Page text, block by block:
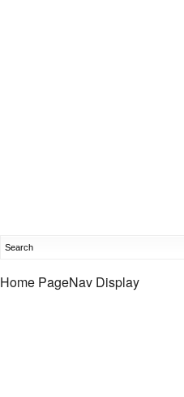
Home PageNav Display